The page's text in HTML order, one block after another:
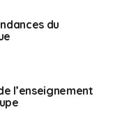
du
l’enseignement